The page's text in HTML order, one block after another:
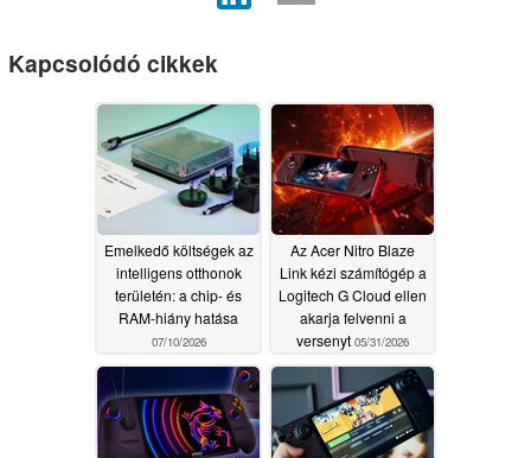
Kapcsolódó cikkek
Emelkedő költségek az
intelligens otthonok
területén: a chip- és
RAM-hiány hatása
07/10/2026
Az Acer Nitro Blaze
Link kézi számítógép a
Logitech G Cloud ellen
akarja felvenni a
versenyt 05/31/2026